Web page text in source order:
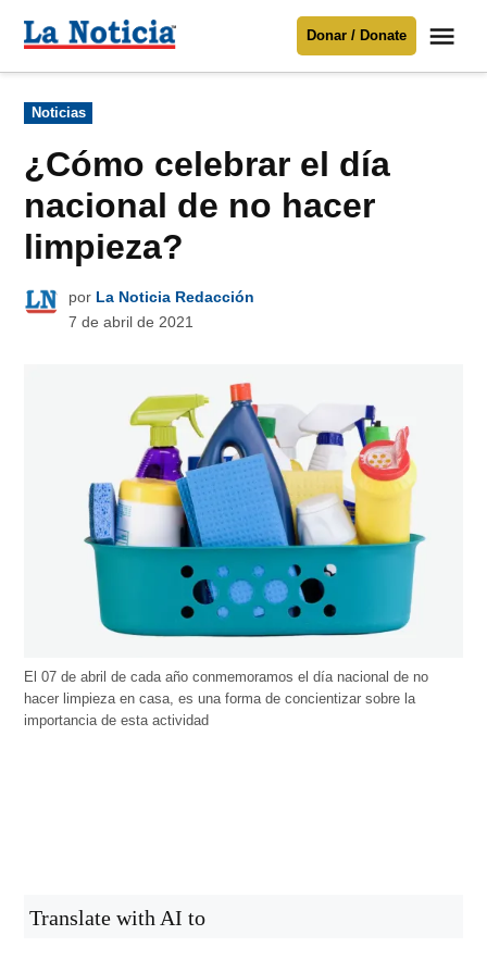
Para mantenerte informado necesitamos
Donar
contenido
Noticia
Donar / Donate
Publicado
en
Noticias
¿Cómo celebrar el día
nacional de no hacer
limpieza?
por La Noticia Redacción
7 de abril de 2021
El 07 de abril de cada año conmemoramos el día nacional de no
hacer limpieza en casa, es una forma de concientizar sobre la
importancia de esta actividad
Translate with AI to